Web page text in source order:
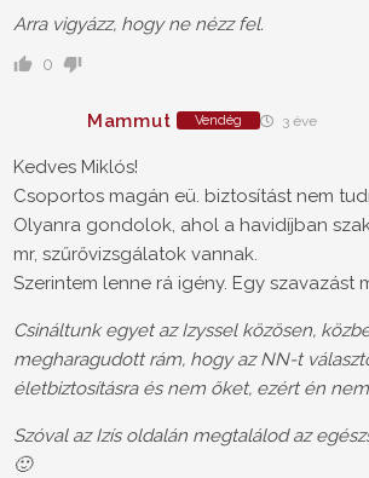
Arra vigyázz, hogy ne nézz fel.
0
Mammut Vendég 3 éve
Kedves Miklós!
Csoportos magán eü. biztosítást nem
Olyanra gondolok, ahol a havidíjban
mr, szűrővizsgálatok vannak.
Szerintem lenne rá igény. Egy szavazást
Csináltunk egyet az Izyssel közösen,
megharagudott rám, hogy az NN-t
életbiztosításra és nem őket, ezért én
Szóval az Izís oldalán megtalálod az
🙂